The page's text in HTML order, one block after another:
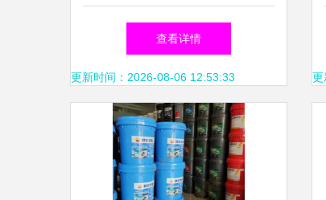
贡硬质合金成都分公司乳化油
产品解析
查看详情
更新时间：2026-08-06 12:53:33 更